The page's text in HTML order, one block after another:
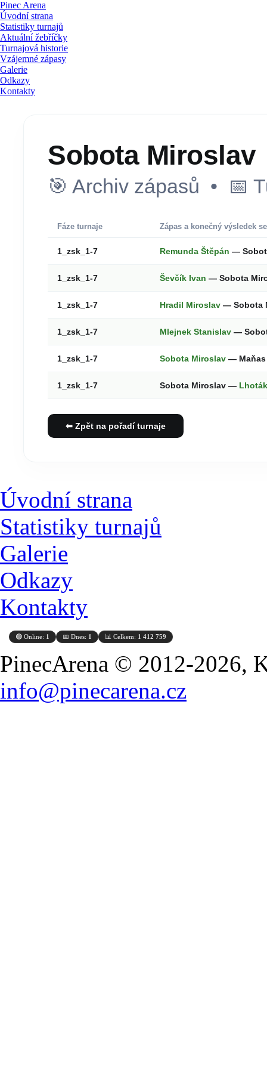
Pinec Arena
Úvodní strana
Statistiky turnajů
Aktuální žebříčky
Turnajová historie
Vzájemné zápasy
Galerie
Odkazy
Kontakty
Sobota Miroslav
🎯 Archiv zápasů • 📅
Fáze turnaje Zápas a konečný výsledek
1_zsk_1-7 Remunda Štěpán —
1_zsk_1-7 Ševčík Ivan — Sobota
1_zsk_1-7 Hradil Miroslav — Sobota
1_zsk_1-7 Mlejnek Stanislav —
1_zsk_1-7 Sobota Miroslav —
1_zsk_1-7 Sobota Miroslav —
⬅ Zpět na pořadí turnaje
Úvodní strana
Statistiky turnajů
Galerie
Odkazy
Kontakty
🟢 Online: 1 📅 Dnes: 1 📊 Celkem: 1 412 759
PinecArena © 2012-2026,
info@pinecarena.cz